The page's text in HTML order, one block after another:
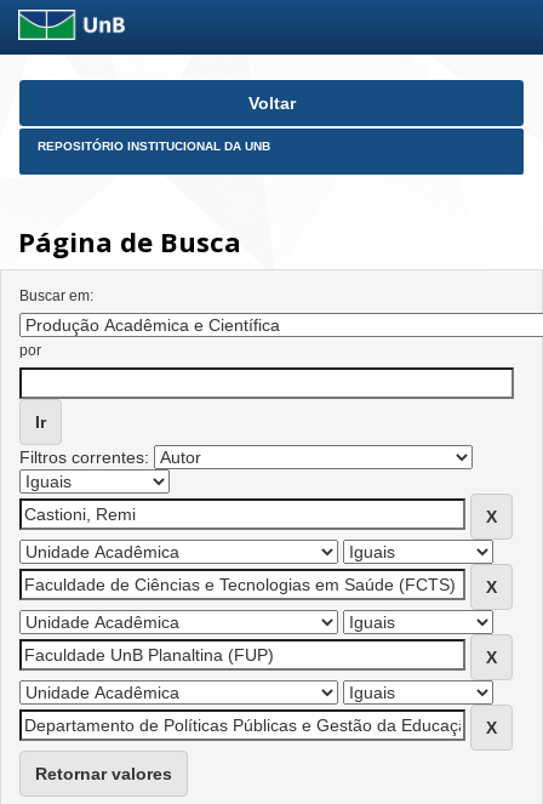
Skip
Voltar
REPOSITÓRIO INSTITUCIONAL DA UNB
Página de Busca
Buscar em:
por
Filtros correntes:
Retornar valores